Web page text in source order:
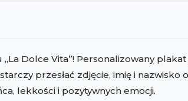
podróży
Dolce Vita”! Personalizowany
przesłać zdjęcie, imię i
lekkości i pozytywnych emocji.